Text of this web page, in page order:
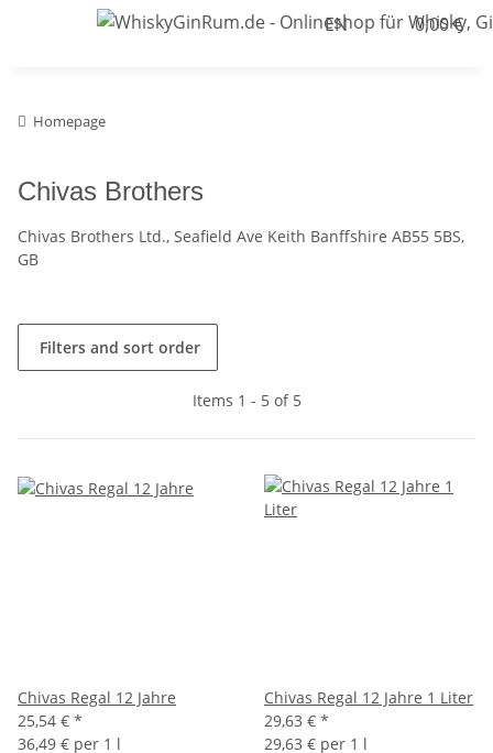
EN 0,00 €
Homepage
Chivas Brothers
Chivas Brothers Ltd., Seafield Ave Keith Banffshire AB55 5BS,
GB
Filters and sort order
Items 1 - 5 of 5
Chivas Regal 12 Jahre
25,54 € *
36,49 € per 1 l
Chivas Regal 12 Jahre 1 Liter
29,63 € *
29,63 € per 1 l